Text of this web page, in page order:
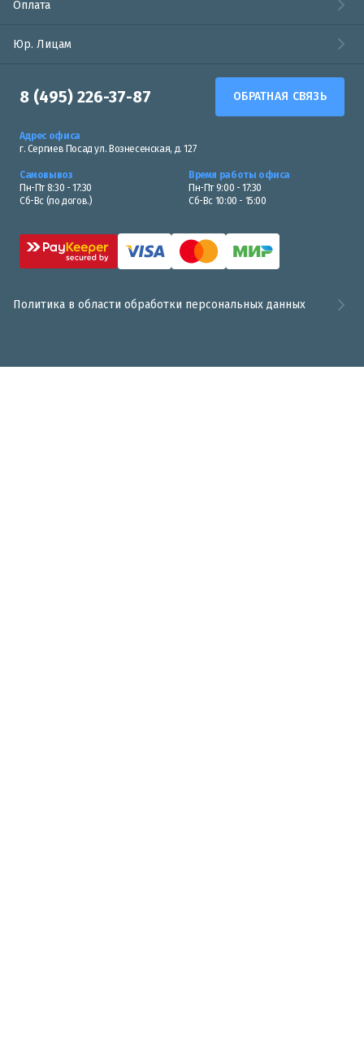
Оплата
Юр. Лицам
8 (495) 226-37-87 ОБРАТНАЯ СВЯЗЬ
Адрес офиса
г. Сергиев Посад ул. Вознесенская, д. 127
Самовывоз
Пн-Пт 8:30 - 17:30
Сб-Вс (по догов.)
Время работы офиса
Пн-Пт 9:00 - 17:30
Сб-Вс 10:00 - 15:00
Политика в области обработки персональных данных